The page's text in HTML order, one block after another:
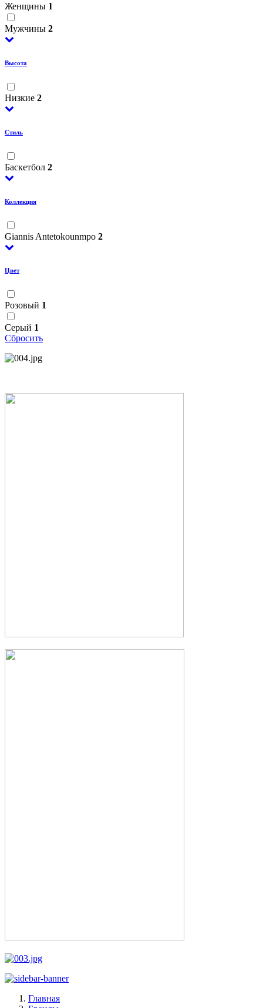
Женщины 1
Мужчины 2
Высота
Низкие 2
Стиль
Баскетбол 2
Коллекция
Giannis Antetokounmpo 2
Цвет
Розовый 1
Серый 1
Сбросить
Главная